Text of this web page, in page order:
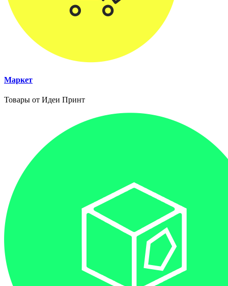
Маркет
Товары от Идеи Принт